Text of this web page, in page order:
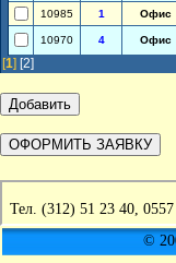
10985 1 Офис
10970 4 Офис
[1] [2]
Тел. (312) 51 23 40,
©